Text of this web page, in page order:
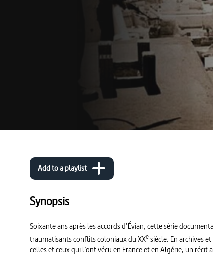
Add to a playlist
Synopsis
Soixante ans après les accords d’Évian, cette série
traumatisants conflits coloniaux duXXesiècle. En archives
celles et ceux qui l’ont vécu en France et en Algérie, un récit